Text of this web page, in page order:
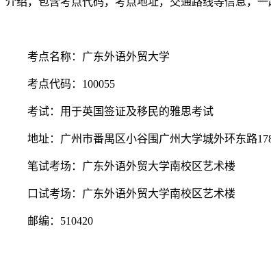
考点名称：广东外语外贸大学
考点代码：100055
考试：用于英国签证及移民的雅思考试
地址：广州市番禺区小谷围广州大学城外环东路
笔试考场：广东外语外贸大学南校区艺术楼
口试考场：广东外语外贸大学南校区艺术楼
邮编：510420